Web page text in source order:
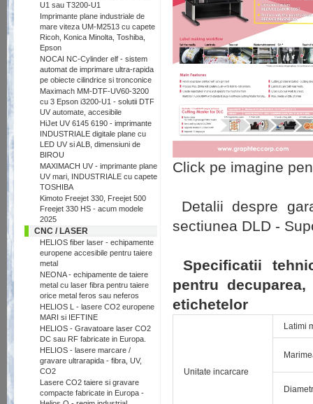
U1 sau T3200-U1
Imprimante plane industriale de
mare viteza UM-M2513 cu capete
Ricoh, Konica Minolta, Toshiba,
Epson
NOCAI NC-Cylinder elf - sistem
automat de imprimare ultra-rapida
pe obiecte cilindrice si tronconice
Maximach MM-DTF-UV60-3200
cu 3 Epson i3200-U1 - solutii DTF
UV automate, accesibile
HiJet UV 6145 6190 - imprimante
INDUSTRIALE digitale plane cu
LED UV si ALB, dimensiuni de
BIROU
MAXIMACH UV - imprimante plane
UV mari, INDUSTRIALE cu capete
TOSHIBA
Kimoto Freejet 330, Freejet 500
Freejet 330 HS - acum modele
2025
CNC / LASER
HELIOS fiber laser - echipamente
europene accesibile pentru taiere
metal
NEONA - echipamente de taiere
metal cu laser fibra pentru taiere
orice metal feros sau neferos
HELIOS L - lasere CO2 europene
MARI si IEFTINE
HELIOS - Gravatoare laser CO2
DC sau RF fabricate in Europa.
HELIOS - lasere marcare /
gravare ultrarapida - fibra, UV,
CO2
Lasere CO2 taiere si gravare
compacte fabricate in Europa -
Click pe imagine
Detalii despre
sectiunea DLD -
Specificatii
pentru
etichetelor
Unitate incarcare
Latimi